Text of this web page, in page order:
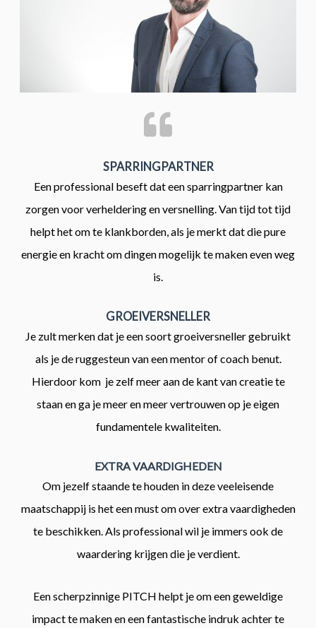
SPARRINGPARTNER
Een professional beseft dat een sparringpartner kan
zorgen voor verheldering en versnelling. Van tijd tot tijd
helpt het om te klankborden, als je merkt dat die pure
energie en kracht om dingen mogelijk te maken even weg
is.
GROEIVERSNELLER
Je zult merken dat je een soort groeiversneller gebruikt
als je de ruggesteun van een mentor of coach benut.
Hierdoor kom je zelf meer aan de kant van creatie te
staan en ga je meer en meer vertrouwen op je eigen
fundamentele kwaliteiten.
EXTRA VAARDIGHEDEN
Om jezelf staande te houden in deze veeleisende
maatschappij is het een must om over extra vaardigheden
te beschikken. Als professional wil je immers ook de
waardering krijgen die je verdient.
Een scherpzinnige PITCH helpt je om een geweldige
impact te maken en een fantastische indruk achter te